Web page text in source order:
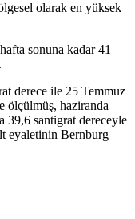
olarak en yüksek
sonuna kadar 41
derece ile 25 Temmuz
ölçülmüş, haziranda
39,6 santigrat dereceyle
eyaletinin Bernburg